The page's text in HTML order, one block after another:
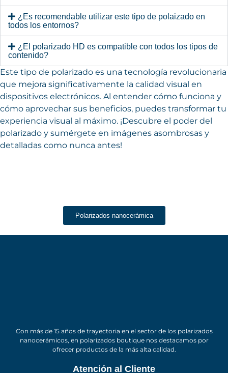
¿Es recomendable utilizar este tipo de polaizado en
todos los entornos?
¿El polarizado HD es compatible con todos los tipos de
contenido?
Este tipo de polarizado es una tecnología revolucionaria
que mejora significativamente la calidad visual en
dispositivos electrónicos. Al entender cómo funciona y
cómo aprovechar sus beneficios, puedes transformar tu
experiencia visual al máximo. ¡Descubre el poder del
polarizado y sumérgete en imágenes asombrosas y
detalladas como nunca antes!
Polarizados nanocerámica
Con más de 15 años de trayectoria en el sector de los polarizados
nanocerámicos, en polarizados boutique nos destacamos por
ofrecer productos de la más alta calidad.
Atención al Cliente